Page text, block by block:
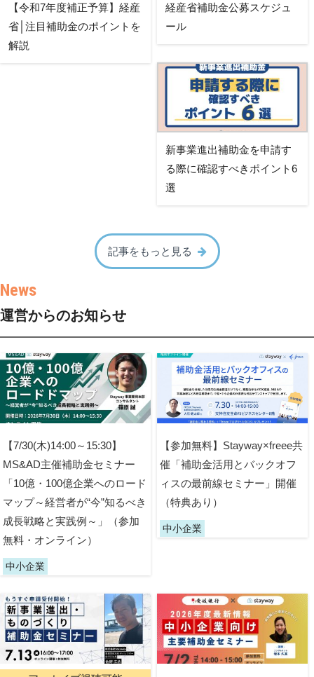
【令和7年度補正予算】経産
省│注目補助金のポイントを
解説
経産省補助金公募スケジュ
ール
新事業進出補助金を申請す
る際に確認すべきポイント6
選
記事をもっと見る
運営からのお知らせ
【7/30(木)14:00～15:30】
MS&AD主催補助金セミナー
「10億・100億企業へのロード
マップ～経営者が“今”知るべき
成長戦略と実践例～」（参加
無料・オンライン）
中小企業
【参加無料】Stayway×freee共
催「補助金活用とバックオフ
ィスの最前線セミナー」開催
（特典あり）
中小企業